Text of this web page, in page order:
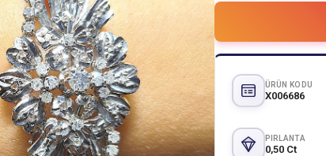
ÜRÜN KODU
X006686
PIRLANTA
0,50 Ct